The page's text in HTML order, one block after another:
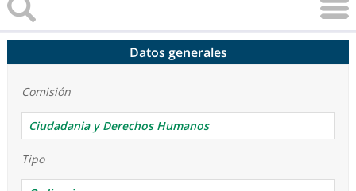
Datos generales
Comisión
Ciudadania y Derechos Humanos
Tipo